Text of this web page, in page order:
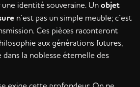
identité souveraine. Unobjet
n’est pas un simple meuble; c’est
Ces pièces raconteront
aux générations futures,
la noblesse éternelle des